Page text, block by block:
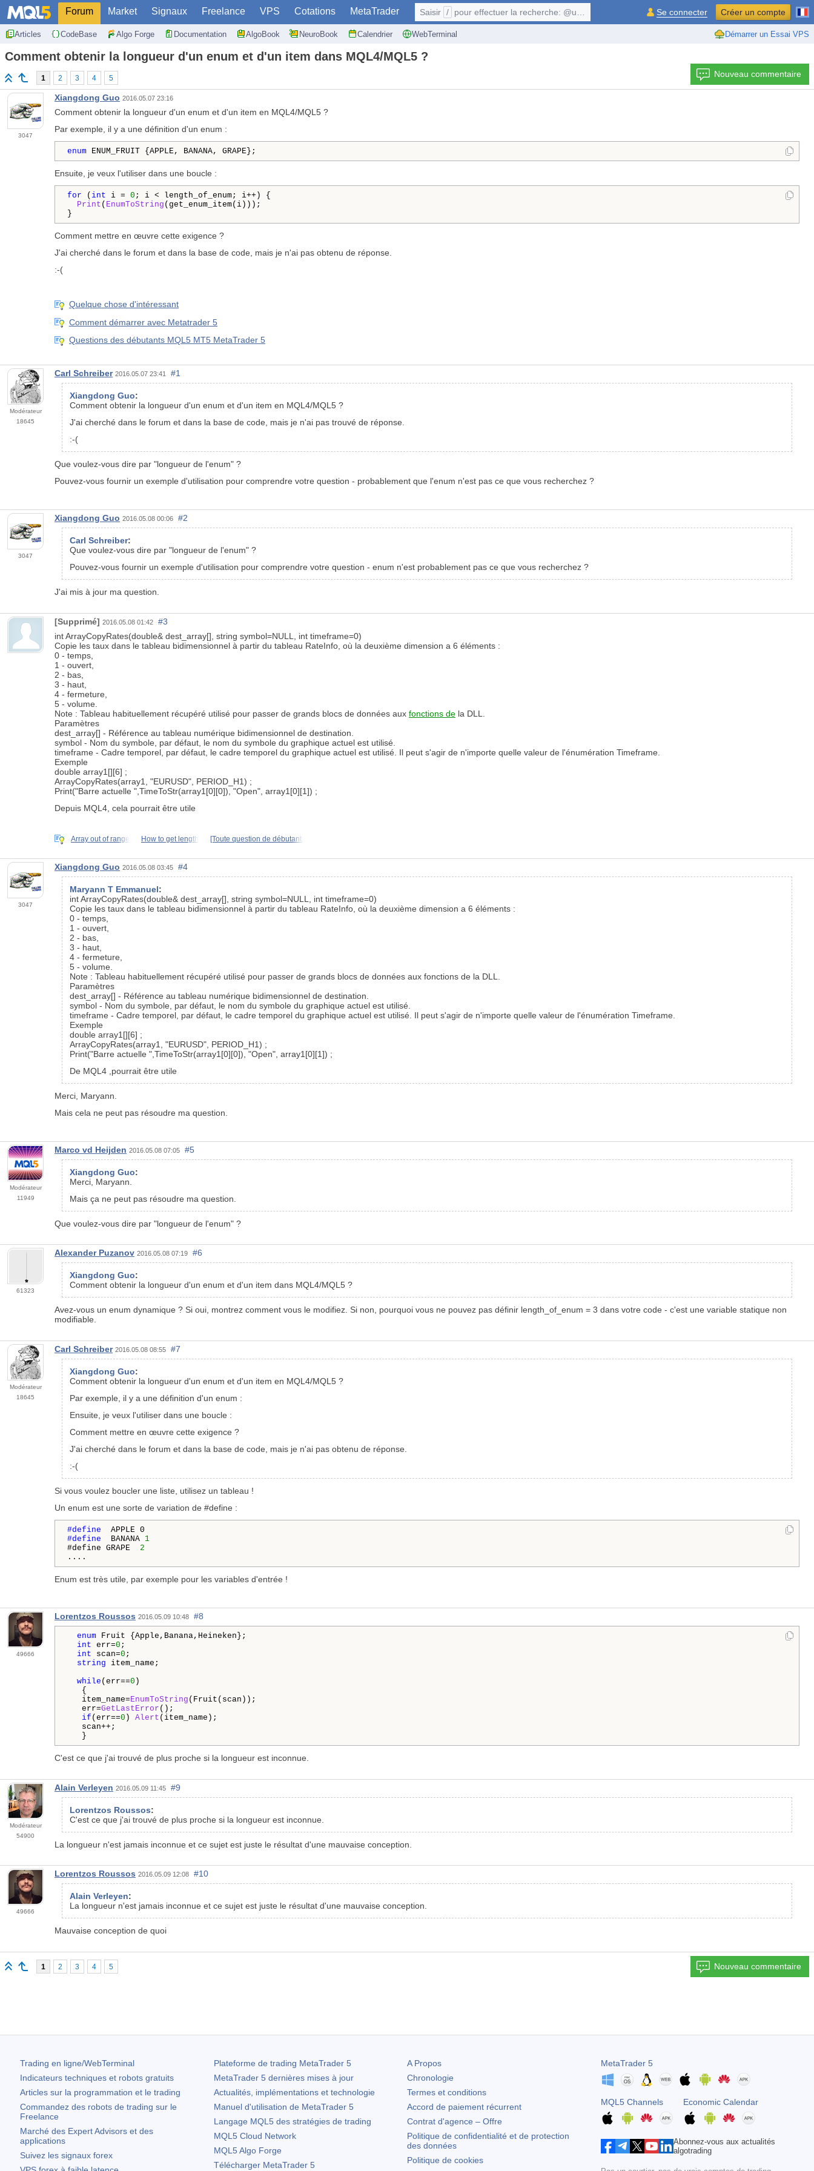
Forum Market Signaux Freelance VPS Cotations MetaTrader
Articles CodeBase Algo Forge Documentation AlgoBook NeuroBook Calendrier WebTerminal Démarrer un Essai VPS
Saisir / pour effectuer la recherche: @user, $symbol, ... Se connecter Créer un compte
Comment obtenir la longueur d'un enum et d'un item dans MQL4/MQL5 ?
1 2 3 4 5 Nouveau commentaire
3047
Xiangdong Guo 2016.05.07 23:16
Comment obtenir la longueur d'un enum et d'un item en MQL4/MQL5 ?
Par exemple, il y a une définition d'un enum :
enum ENUM_FRUIT {APPLE, BANANA, GRAPE};
Ensuite, je veux l'utiliser dans une boucle :
for ( int i = 0 ; i < length_of_enum; i++) {
Print ( EnumToString (get_enum_item(i)));
}
Comment mettre en œuvre cette exigence ?
J'ai cherché dans le forum et dans la base de code, mais je n'ai pas obtenu de réponse.
:-(
Quelque chose d'intéressant
Comment démarrer avec Metatrader 5
Questions des débutants MQL5 MT5 MetaTrader 5
Modérateur
18645
Carl Schreiber 2016.05.07 23:41 #1
Xiangdong Guo:
Comment obtenir la longueur d'un enum et d'un item en MQL4/MQL5 ?
J'ai cherché dans le forum et dans la base de code, mais je n'ai pas trouvé de réponse.
:-(
Que voulez-vous dire par "longueur de l'enum" ?
Pouvez-vous fournir un exemple d'utilisation pour comprendre votre question - probablement que l'enum n'est pas ce que vous recherchez ?
3047
Xiangdong Guo 2016.05.08 00:06 #2
Carl Schreiber:
Que voulez-vous dire par "longueur de l'enum" ?
Pouvez-vous fournir un exemple d'utilisation pour comprendre votre question - enum n'est probablement pas ce que vous recherchez ?
J'ai mis à jour ma question.
[Supprimé] 2016.05.08 01:42
#3
int ArrayCopyRates(double& dest_array[], string symbol=NULL, int timeframe=0)
Copie les taux dans le tableau bidimensionnel à partir du tableau RateInfo, où la deuxième dimension a 6 éléments :
0 - temps,
1 - ouvert,
2 - bas,
3 - haut,
4 - fermeture,
5 - volume.
Note : Tableau habituellement récupéré utilisé pour passer de grands blocs de données aux fonctions de la DLL.
Paramètres
dest_array[] - Référence au tableau numérique bidimensionnel de destination.
symbol - Nom du symbole, par défaut, le nom du symbole du graphique actuel est utilisé.
timeframe - Cadre temporel, par défaut, le cadre temporel du graphique actuel est utilisé. Il peut s'agir de n'importe quelle valeur de l'énumération Timeframe.
Exemple
double array1[][6] ;
ArrayCopyRates(array1, "EURUSD", PERIOD_H1) ;
Print("Barre actuelle ",TimeToStr(array1[0][0]), "Open", array1[0][1]) ;
Depuis MQL4, cela pourrait être utile
Array out of range How to get length [Toute question de débutant,
3047
Xiangdong Guo 2016.05.08 03:45 #4
Maryann T Emmanuel:
int ArrayCopyRates(double& dest_array[], string symbol=NULL, int timeframe=0)
Copie les taux dans le tableau bidimensionnel à partir du tableau RateInfo, où la deuxième dimension a 6 éléments :
0 - temps,
1 - ouvert,
2 - bas,
3 - haut,
4 - fermeture,
5 - volume.
Note : Tableau habituellement récupéré utilisé pour passer de grands blocs de données aux fonctions de la DLL.
Paramètres
dest_array[] - Référence au tableau numérique bidimensionnel de destination.
symbol - Nom du symbole, par défaut, le nom du symbole du graphique actuel est utilisé.
timeframe - Cadre temporel, par défaut, le cadre temporel du graphique actuel est utilisé. Il peut s'agir de n'importe quelle valeur de l'énumération Timeframe.
Exemple
double array1[][6] ;
ArrayCopyRates(array1, "EURUSD", PERIOD_H1) ;
Print("Barre actuelle ",TimeToStr(array1[0][0]), "Open", array1[0][1]) ;
De MQL4 ,pourrait être utile
Merci, Maryann.
Mais cela ne peut pas résoudre ma question.
Modérateur
11949
Marco vd Heijden 2016.05.08 07:05 #5
Xiangdong Guo:
Merci, Maryann.
Mais ça ne peut pas résoudre ma question.
Que voulez-vous dire par "longueur de l'enum" ?
61323
Alexander Puzanov 2016.05.08 07:19 #6
Xiangdong Guo:
Comment obtenir la longueur d'un enum et d'un item dans MQL4/MQL5 ?
Avez-vous un enum dynamique ? Si oui, montrez comment vous le modifiez. Si non, pourquoi vous ne pouvez pas définir length_of_enum = 3 dans votre code - c'est une variable statique non
modifiable.
Modérateur
18645
Carl Schreiber 2016.05.08 08:55 #7
Xiangdong Guo:
Comment obtenir la longueur d'un enum et d'un item en MQL4/MQL5 ?
Par exemple, il y a une définition d'un enum :
Ensuite, je veux l'utiliser dans une boucle :
Comment mettre en œuvre cette exigence ?
J'ai cherché dans le forum et dans la base de code, mais je n'ai pas obtenu de réponse.
:-(
Si vous voulez boucler une liste, utilisez un tableau !
Un enum est une sorte de variation de #define :
#define
#define
BANANA 1
#define GRAPE
  2
Enum est très utile, par exemple pour les variables d'entrée !
49666
Lorentzos Roussos 2016.05.09 10:48 #8
enum Fruit {Apple,Banana,Heineken};
int err=0 ;
int scan=0 ;
string item_name;
while (err==0 )
{
item_name= EnumToString (Fruit(scan));
err=GetLastError ();
if (err==0 ) Alert (item_name);
scan++;
}
C'est ce que j'ai trouvé de plus proche si la longueur est inconnue.
Modérateur
54900
Alain Verleyen 2016.05.09 11:45 #9
Lorentzos Roussos:
C'est ce que j'ai trouvé de plus proche si la longueur est inconnue.
La longueur n'est jamais inconnue et ce sujet est juste le résultat d'une mauvaise conception.
49666
Lorentzos Roussos 2016.05.09 12:08 #10
Alain Verleyen:
La longueur n'est jamais inconnue et ce sujet est juste le résultat d'une mauvaise conception.
Mauvaise conception de quoi
1 2 3 4 5 Nouveau commentaire
Trading en ligne/WebTerminal
Indicateurs techniques et robots gratuits
Articles sur la programmation et le trading
Commandez des robots de trading sur le
Freelance
Marché des Expert Advisors et des
applications
Suivez les signaux forex
Plateforme de trading MetaTrader 5
MetaTrader 5dernières mises à jour
Actualités, implémentations et technologie
Manuel d'utilisation de MetaTrader 5
Langage MQL5 des stratégies de trading
MQL5 Cloud Network
MQL5 Algo Forge
Télécharger MetaTrader 5
A Propos
Chronologie
Termes et conditions
Accord de paiement récurrent
Contrat d'agence – Offre
Politique de confidentialité et de protection
des données
Politique de cookies
MetaTrader 5
MQL5 Channels Economic Calendar
Abonnez-vous aux actualités
algotrading